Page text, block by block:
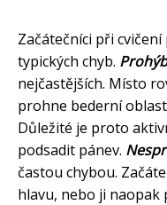
Začátečníci při
typických chyb.
nejčastějších. Místo
prohne bederní
Důležité je proto
podsadit pánev.
častou chybou.
hlavu, nebo ji naopak